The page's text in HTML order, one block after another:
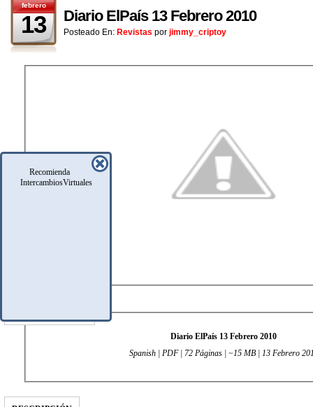
Recomienda
IntercambiosVirtuales
febrero
13 Diario ElPaís 13 Febrero 2010
Posteado En: Revistas por jimmy_criptoy
Diario ElPaís 13 Febrero 2010
Spanish | PDF | 72 Páginas | ~15 MB | 13 Febrero